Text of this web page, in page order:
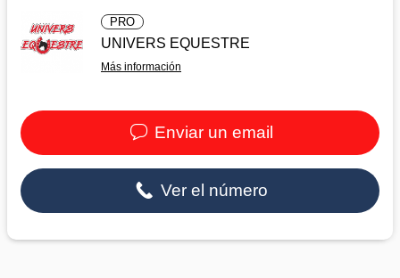
PRO
UNIVERS EQUESTRE
Más información
Enviar un email
Ver el número